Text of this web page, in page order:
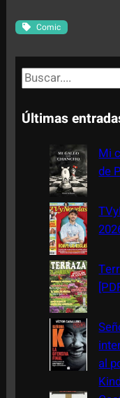
Comic
S
e
a
Últimas
Mi
de
al